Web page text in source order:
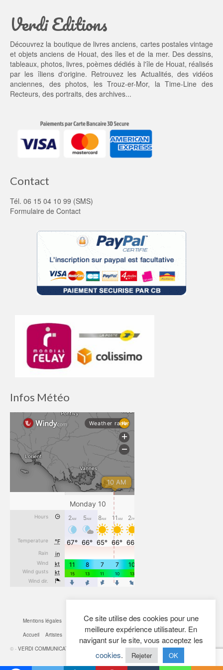
t :
5,
0
0 €.
Verdi Editions
Découvrez la boutique de livres anciens, cartes postales vintage
et objets anciens de Houat, des îles et de la mer. Des dessins,
tableaux, photos, livres, poèmes dédiés à l'île de Houat, réalisés
par les îliens d'origine. Retrouvez les Actualités, des vidéos
anciennes, desphotos, lesTrouz-er-Mor, laTime-Line des
Recteurs, des portraits, des archives...
Contact
Tél. 06 15 04 10 99 (SMS)
Formulaire de Contact
Infos Météo
Mentions légales Cookies Confidentialité Plan du site
Contact
Accueil
Artistes Actualités Boutique
Mon Compte
© - VERDI COMMUNICATION
Ce site utilise des cookies pour une
meilleure expérience utilisateur. En
navigant sur le site, vous acceptez les
cookies. Rejeter OK